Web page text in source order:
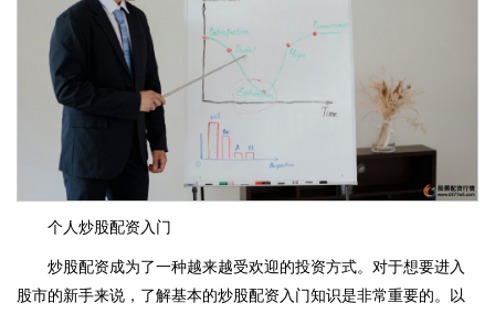
个人炒股配资入门
炒股配资成为了一种越来越受欢迎的投资方式。对于想要进入
股市的新手来说，了解基本的炒股配资入门知识是非常重要的。以